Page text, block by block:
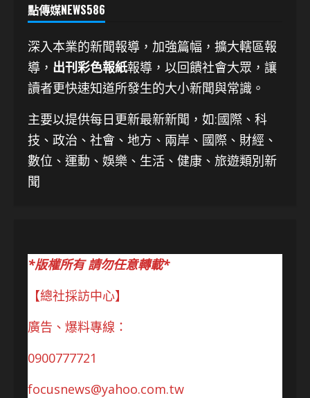
點傳媒NEWS586
深入本業的新聞報導，加強篇幅，擴大轄區報
導， 出刊彩色報紙報導，以回饋社會大眾，讓
讀者更快速知道所發生的大小新聞與常識。
主要以提供每日更新最新新聞 ，如:國際、科
技、 政治、社會、地方、兩岸、國際、財經、
數位、運動、娛樂、生活、健康、旅遊類別新
聞
*版權所有 請勿任意轉載*
【總社採訪中心】
廣告、爆料專線：
0900777721
focusnews@yahoo.com.tw